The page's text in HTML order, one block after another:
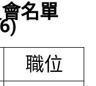
名單
職位